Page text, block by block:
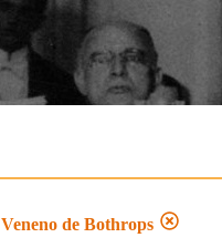
Veneno de Bothrops